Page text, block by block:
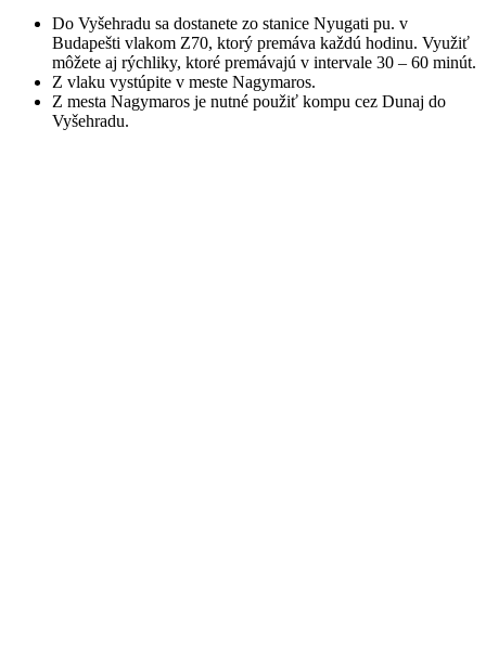
Do Vyšehradu sa dostanete zo stanice Nyugati pu. v
Budapešti vlakom Z70, ktorý premáva každú hodinu. Využiť
môžete aj rýchliky, ktoré premávajú v intervale 30 – 60 minút.
Z vlaku vystúpite v meste Nagymaros.
Z mesta Nagymaros je nutné použiť kompu cez Dunaj do
Vyšehradu.